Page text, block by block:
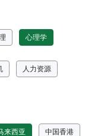
心理学
人力资源
来西亚 中国香港